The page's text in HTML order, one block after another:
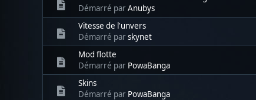
Démarré parAnubys
Vitesse de l'unvers
Démarré parskynet
Mod flotte
Démarré par PowaBanga
Skins
Démarré par PowaBanga